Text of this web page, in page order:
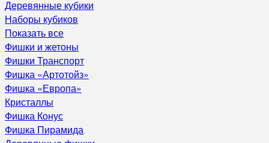
Деревянные кубики
Наборы кубиков
Показать все
Фишки и жетоны
Фишки Транспорт
Фишка «Артотойз»
Фишка «Европа»
Кристаллы
Фишка Конус
Фишка Пирамида